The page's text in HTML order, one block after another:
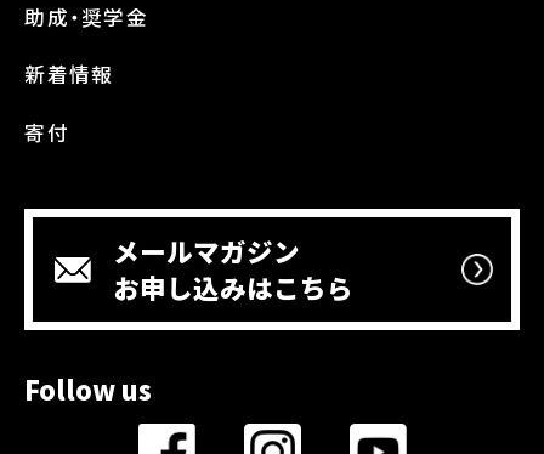
助成・奨学金
新着情報
寄付
メールマガジン
お申し込みはこちら
Follow us